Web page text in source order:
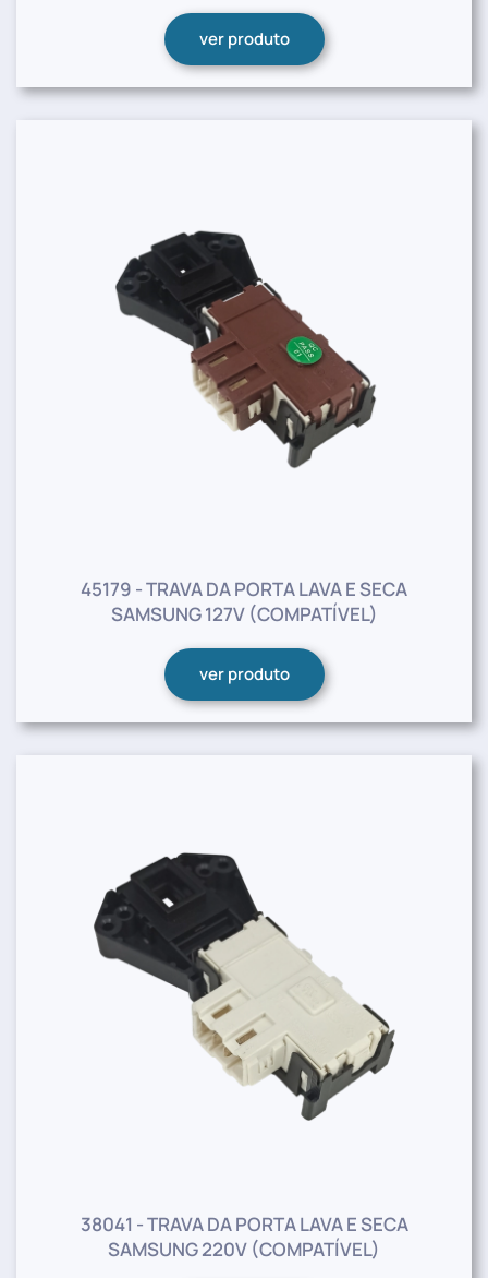
ver produto
45179 - TRAVA DA PORTA LAVA E SECA
SAMSUNG 127V (COMPATÍVEL)
ver produto
38041 - TRAVA DA PORTA LAVA E SECA
SAMSUNG 220V (COMPATÍVEL)